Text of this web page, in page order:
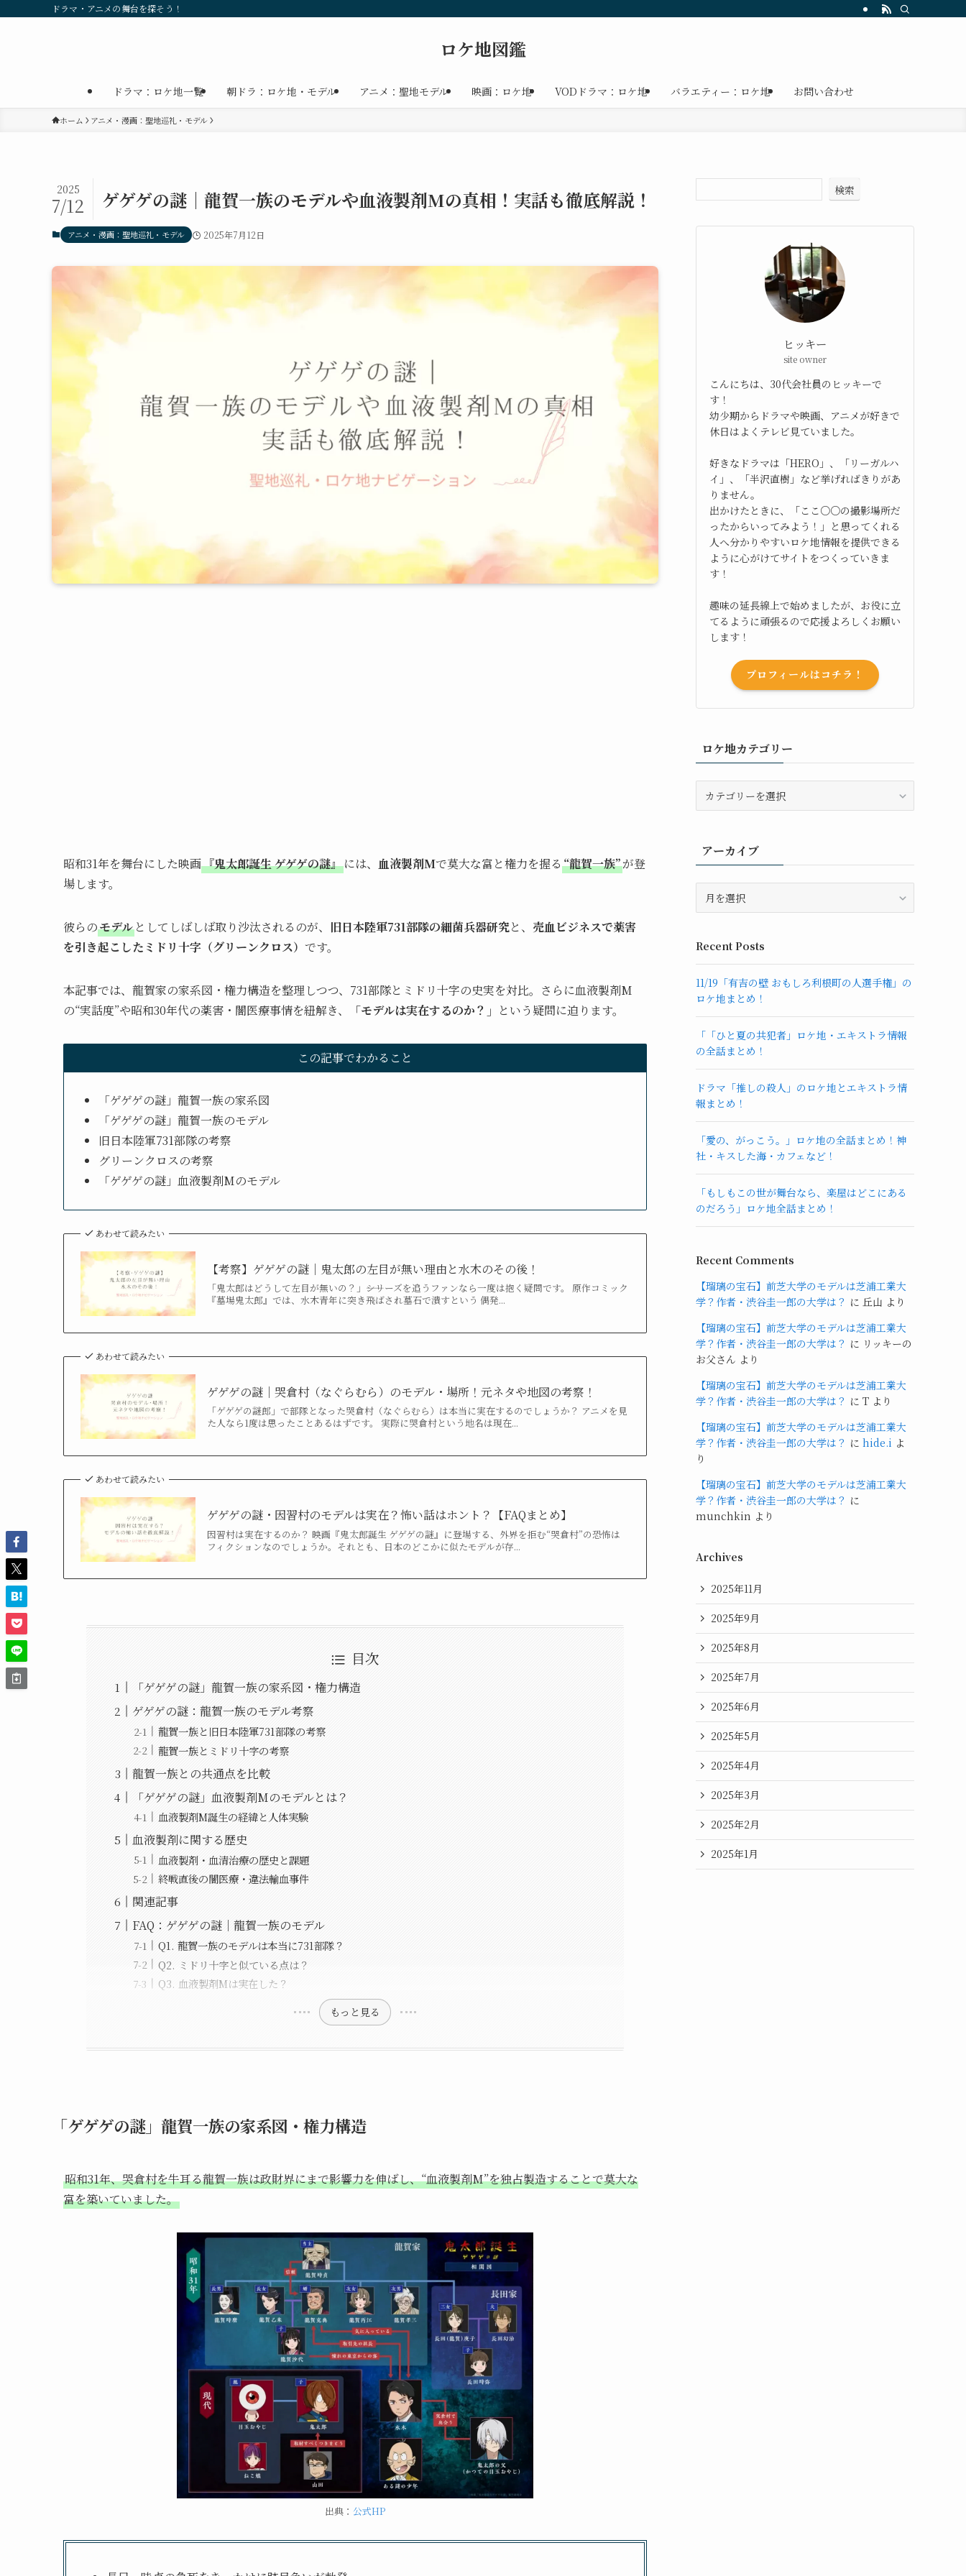
ドラマ・アニメの舞台を探そう！
ロケ地図鑑
ドラマ：ロケ地一覧 朝ドラ：ロケ地・モデル アニメ：聖地モデル 映画：ロケ地 VODドラマ：ロケ地 バラエティー：ロケ地 お問い合わせ
ホーム アニメ・漫画：聖地巡礼・モデル
ゲゲゲの謎｜龍賀一族のモデルや血液製剤Mの真相！実話も徹底解説！
2025
7/12
アニメ・漫画：聖地巡礼・モデル 2025年7月12日
昭和31年を舞台にした映画『鬼太郎誕生 ゲゲゲの謎』には、 血液製剤Mで莫大な富と権力を握る “龍賀一族”が登
場します。
彼らのモデル としてしばしば取り沙汰されるのが、 旧日本陸軍731部隊の細菌兵器研究と、 売血ビジネスで薬害
を引き起こしたミドリ十字（グリーンクロス） です。
本記事では、龍賀家の家系図・権力構造を整理しつつ、731部隊とミドリ十字の史実を対比。さらに血液製剤M
の“実話度”や昭和30年代の薬害・闇医療事情を紐解き、
「モデルは実在するのか？」 という疑問に迫ります。
この記事でわかること
「ゲゲゲの謎」龍賀一族の家系図
「ゲゲゲの謎」龍賀一族のモデル
旧日本陸軍731部隊の考察
グリーンクロスの考察
「ゲゲゲの謎」血液製剤Mのモデル
あわせて読みたい
【考察】ゲゲゲの謎｜鬼太郎の左目が無い理由と水木のその後！
「鬼太郎はどうして左目が無いの？」――シリーズを追うファンなら一度は抱く疑問です。 原作コミック
『墓場鬼太郎』では、水木青年に突き飛ばされ墓石で潰すという 偶発...
あわせて読みたい
ゲゲゲの謎｜哭倉村（なぐらむら）のモデル・場所！元ネタや地図の考察！
「ゲゲゲの謎郎」で部隊となった哭倉村（なぐらむら）は本当に実在するのでしょうか？ アニメを見
た人なら1度は思ったことあるはずです。 実際に哭倉村という地名は現在...
あわせて読みたい
ゲゲゲの謎・因習村のモデルは実在？怖い話はホント？【FAQまとめ】
因習村は実在するのか？ 映画『鬼太郎誕生 ゲゲゲの謎』に登場する、外界を拒む“哭倉村”の恐怖は
フィクションなのでしょうか。それとも、日本のどこかに似たモデルが存...
目次
「ゲゲゲの謎」龍賀一族の家系図・権力構造
ゲゲゲの謎：龍賀一族のモデル考察
龍賀一族と旧日本陸軍731部隊の考察
龍賀一族とミドリ十字の考察
龍賀一族との共通点を比較
「ゲゲゲの謎」血液製剤Mのモデルとは？
血液製剤M誕生の経緯と人体実験
血液製剤に関する歴史
血液製剤・血清治療の歴史と課題
終戦直後の闇医療・違法輸血事件
関連記事
FAQ：ゲゲゲの謎｜龍賀一族のモデル
Q1. 龍賀一族のモデルは本当に731部隊？
Q2. ミドリ十字と似ている点は？
Q3. 血液製剤Mは実在した？
もっと見る
「ゲゲゲの謎」龍賀一族の家系図・権力構造
昭和31年、哭倉村を牛耳る龍賀一族は政財界にまで影響力を伸ばし、“血液製剤M”を独占製造することで莫大な
富を築いていました。
出典： 公式HP
検索
ヒッキー
site owner
こんにちは、30代会社員のヒッキーで
す！
幼少期からドラマや映画、アニメが好きで
休日はよくテレビ見ていました。
好きなドラマは「HERO」、「リーガルハ
イ」、「半沢直樹」など挙げればきりがあ
りません。
出かけたときに、「ここ○○の撮影場所だ
ったからいってみよう！」と思ってくれる
人へ分かりやすいロケ地情報を提供できる
ように心がけてサイトをつくっていきま
す！
趣味の延長線上で始めましたが、お役に立
てるように頑張るので応援よろしくお願い
します！
プロフィールはコチラ！
ロケ地カテゴリー
テ
ゴ
リ
アーカイブ
ブ
Recent Posts
11/19「有吉の壁 おもしろ利根町の人選手権」の
ロケ地まとめ！
「「ひと夏の共犯者」ロケ地・エキストラ情報
の全話まとめ！
ドラマ「推しの殺人」のロケ地とエキストラ情
報まとめ！
「愛の、がっこう。」ロケ地の全話まとめ！神
社・キスした海・カフェなど！
「もしもこの世が舞台なら、楽屋はどこにある
のだろう」ロケ地全話まとめ！
Recent Comments
【瑠璃の宝石】前芝大学のモデルは芝浦工業大
学？作者・渋谷圭一郎の大学は？ に 丘山 より
【瑠璃の宝石】前芝大学のモデルは芝浦工業大
学？作者・渋谷圭一郎の大学は？ に リッキーの
お父さん より
【瑠璃の宝石】前芝大学のモデルは芝浦工業大
学？作者・渋谷圭一郎の大学は？ に T より
【瑠璃の宝石】前芝大学のモデルは芝浦工業大
学？作者・渋谷圭一郎の大学は？ に hide.i よ
り
【瑠璃の宝石】前芝大学のモデルは芝浦工業大
学？作者・渋谷圭一郎の大学は？ に
munchkin より
Archives
2025年11月
2025年9月
2025年8月
2025年7月
2025年6月
2025年5月
2025年4月
2025年3月
2025年2月
2025年1月